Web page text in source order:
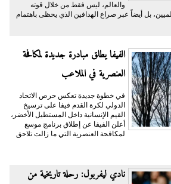
والعالم، ليس فقط من خلال قوته
بل أيضاً عبر صراع الهدافين الذي يحظى باهتمام
الفيفا يطلق مبادرة جديدة لمكافحة
العنصرية في الملاعب
في خطوة جديدة تعكس حرص الاتحاد
الدولي لكرة القدم فيفا على ترسيخ
القيم الإنسانية داخل المستطيل الأخضر،
أعلن الفيفا عن إطلاق برنامج موسع
لمكافحة العنصرية التي ما زالت تلاحق
نادي ليفربول: رحلة تاريخية من